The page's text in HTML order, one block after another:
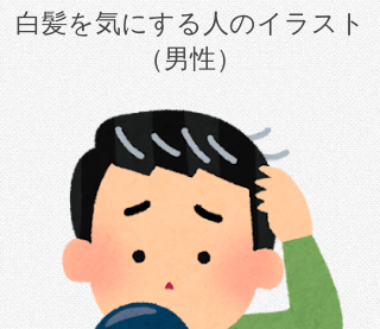
白髪を気にする人のイラスト
（男性）